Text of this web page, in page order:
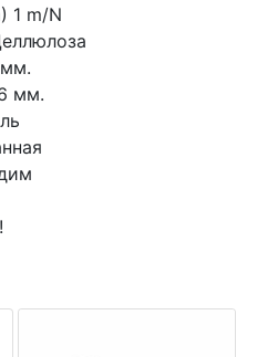
1 m/N
мм.